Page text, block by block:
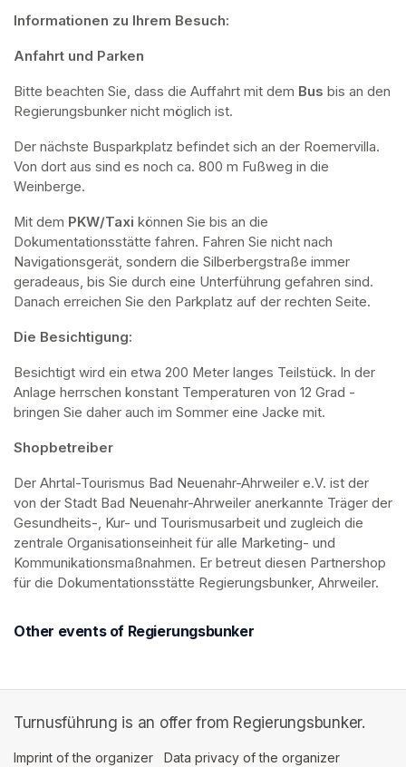
Informationen zu Ihrem Besuch:
Anfahrt und Parken
Bitte beachten Sie, dass die Auffahrt mit dem Bus bis an den
Regierungsbunker nicht möglich ist.
Der nächste Busparkplatz befindet sich an der Roemervilla.
Von dort aus sind es noch ca. 800 m Fußweg in die
Weinberge.
Mit dem PKW/Taxi können Sie bis an die
Dokumentationsstätte fahren. Fahren Sie nicht nach
Navigationsgerät, sondern die Silberbergstraße immer
geradeaus, bis Sie durch eine Unterführung gefahren sind.
Danach erreichen Sie den Parkplatz auf der rechten Seite.
Die Besichtigung:
Besichtigt wird ein etwa 200 Meter langes Teilstück. In der
Anlage herrschen konstant Temperaturen von 12 Grad -
bringen Sie daher auch im Sommer eine Jacke mit.
Shopbetreiber
Der Ahrtal-Tourismus Bad Neuenahr-Ahrweiler e.V. ist der
von der Stadt Bad Neuenahr-Ahrweiler anerkannte Träger der
Gesundheits-, Kur- und Tourismusarbeit und zugleich die
zentrale Organisationseinheit für alle Marketing- und
Kommunikationsmaßnahmen. Er betreut diesen Partnershop
für die Dokumentationsstätte Regierungsbunker, Ahrweiler.
Other events of Regierungsbunker
Turnusführung is an offer from Regierungsbunker.
Imprint of the organizer (opens in a new tab)
Data privacy of the organizer